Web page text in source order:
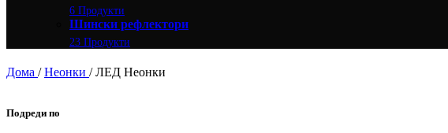
6 Продукти
Шински рефлектори
23 Продукти
Дома / Неонки / ЛЕД Неонки
Подреди по